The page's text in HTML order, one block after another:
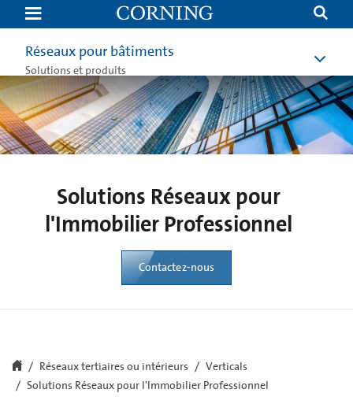
Solutions
Réseaux
pour
l'Immobilier
Professionnel
Corning
Réseaux pour bâtiments
Solutions et produits
Solutions Réseaux pour
l'Immobilier Professionnel
Contactez-nous
Réseaux tertiaires ou intérieurs
Verticals
Solutions Réseaux pour l'Immobilier Professionnel